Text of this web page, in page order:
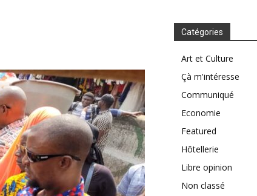
Catégories
Art et Culture
Çà m'intéresse
Communiqué
Economie
Featured
Hôtellerie
Libre opinion
Non classé